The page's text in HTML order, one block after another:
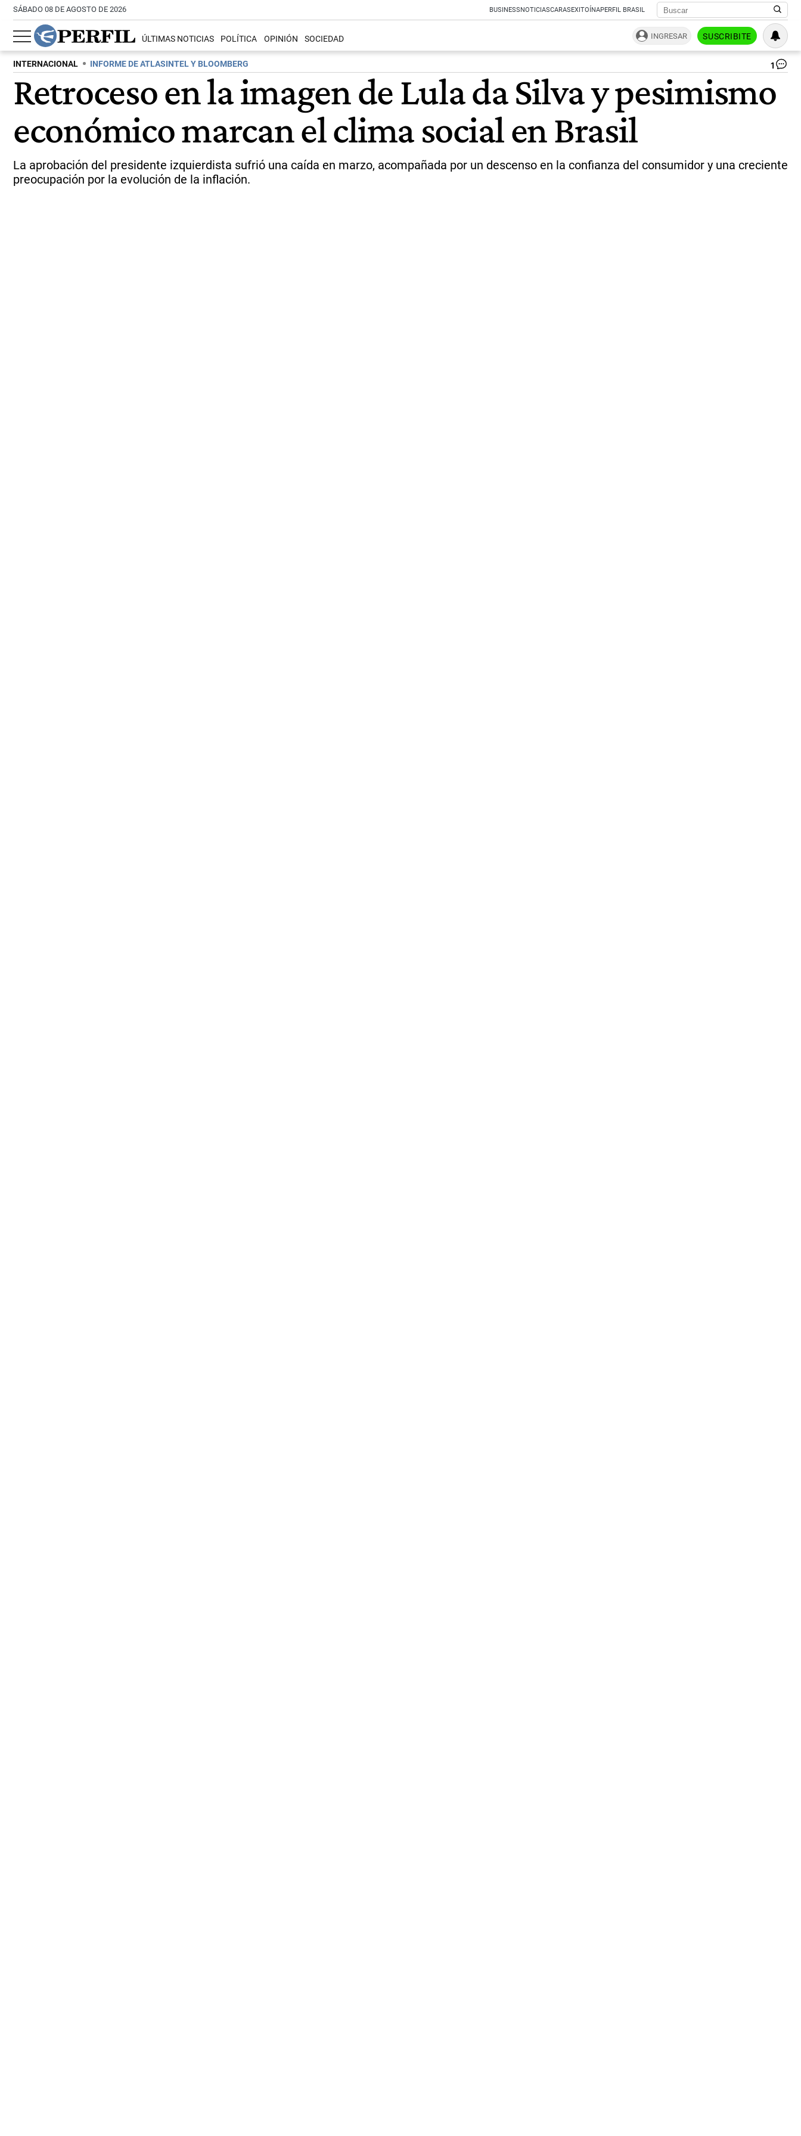
SÁBADO 08 DE AGOSTO DE 2026 BUSINESSNOTICIASCARASEXITOÍNAPERFIL BRASIL
ÚLTIMAS NOTICIAS POLÍTICA OPINIÓN SOCIEDAD INGRESAR SUSCRIBITE
INTERNACIONAL INFORME DE ATLASINTEL Y BLOOMBERG 1
Retroceso en la imagen de Lula da Silva y pesimismo
económico marcan el clima social en Brasil
La aprobación del presidente izquierdista sufrió una caída en marzo, acompañada por un descenso en la confianza del consumidor y una creciente
preocupación por la evolución de la inflación.